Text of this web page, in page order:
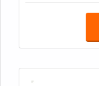
desafiadoras.